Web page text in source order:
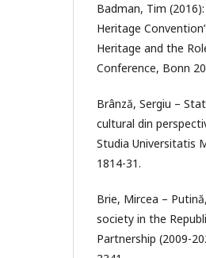
Badman, Tim
Heritage
Heritage and the
Conference, Bonn
Brânză, Sergiu –
cultural din
Studia Universitatis
1814-31.
Brie, Mircea –
society in the
Partnership (2009-